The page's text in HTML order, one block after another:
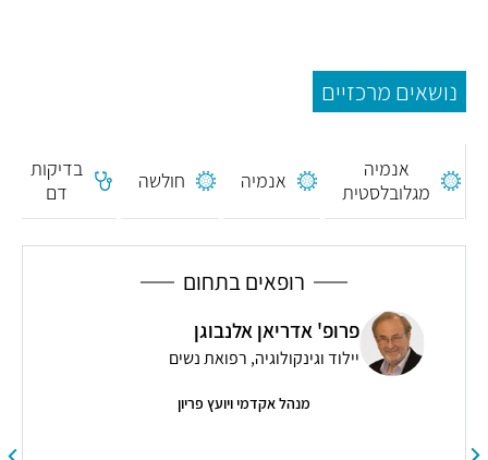
נושאים מרכזיים
אנמיה
מגלובלסטית
אנמיה חולשה
בדיקות
דם
רופאים בתחום
פרופ' אדריאן אלנבוגן
יילוד וגינקולוגיה, רפואת נשים
מנהל אקדמי ויועץ פריון